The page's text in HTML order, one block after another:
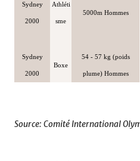
Sydney
2000
Athléti
sme
5000m Hommes
Sydney
2000
Boxe
54 - 57 kg (poids
plume) Hommes
Source: Comité International